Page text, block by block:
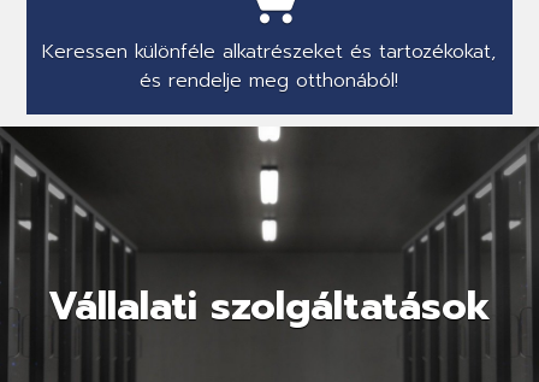
Keressen különféle alkatrészeket és tartozékokat,
és rendelje meg otthonából!
Vállalati szolgáltatások